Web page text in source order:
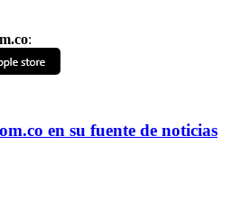
:
en su fuente de noticias